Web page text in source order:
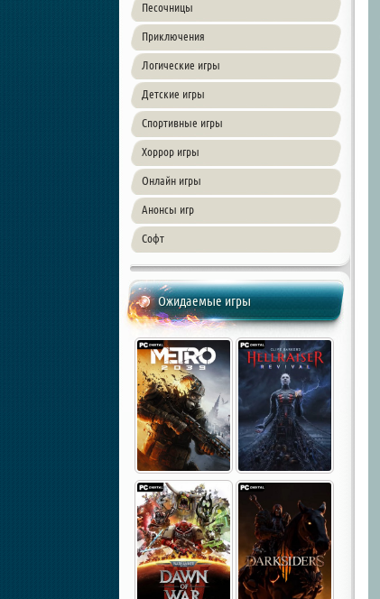
Песочницы
Приключения
Логические игры
Детские игры
Спортивные игры
Хоррор игры
Онлайн игры
Анонсы игр
Софт
Ожидаемые игры